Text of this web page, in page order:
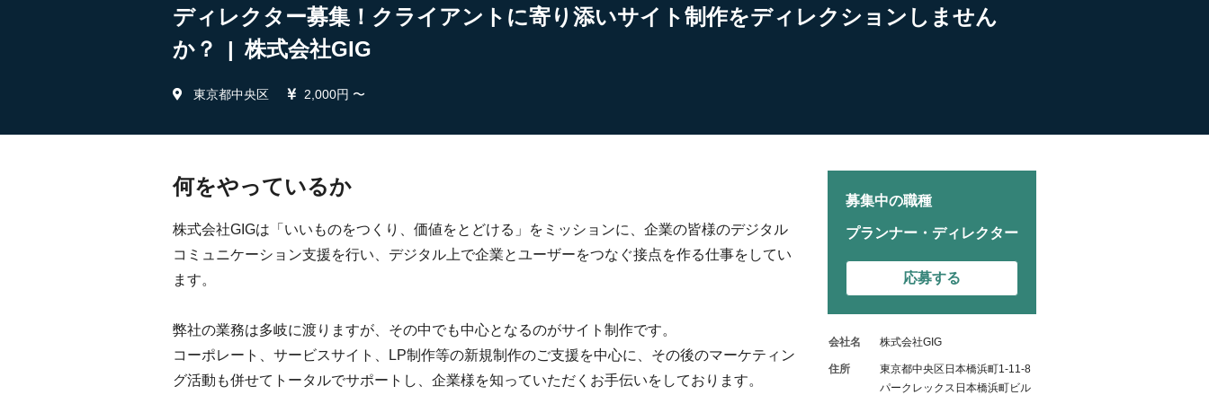
ディレクター募集！クライアントに寄り添いサイト制作をディレクションしません
か？ | 株式会社GIG
東京都中央区 2,000円 〜
何をやっているか
株式会社GIGは「いいものをつくり、価値をとどける」をミッションに、企業の皆様のデジタル
コミュニケーション支援を行い、デジタル上で企業とユーザーをつなぐ接点を作る仕事をしてい
ます。
弊社の業務は多岐に渡りますが、その中でも中心となるのがサイト制作です。
コーポレート、サービスサイト、LP制作等の新規制作のご支援を中心に、その後のマーケティン
グ活動も併せてトータルでサポートし、企業様を知っていただくお手伝いをしております。
募集中の職種
プランナー・ディレクター
応募する
会社名 株式会社GIG
住所
東京都中央区日本橋浜町1-11-8
パークレックス日本橋浜町ビル